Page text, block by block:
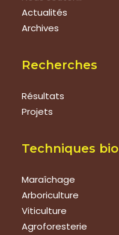
Actualités
Archives
Recherches
Résultats
Projets
Techniques bio
Maraîchage
Arboriculture
Viticulture
Agroforesterie